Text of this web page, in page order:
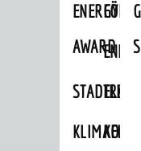
ENERGY
AWARD
KLIMAFIT